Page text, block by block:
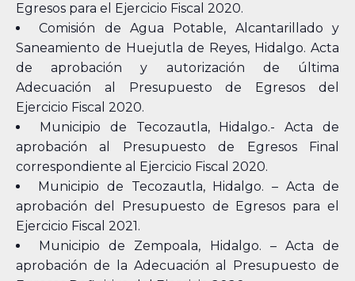
Egresos para el Ejercicio Fiscal 2020.
Comisión de Agua Potable, Alcantarillado y
Saneamiento de Huejutla de Reyes, Hidalgo. Acta
de aprobación y autorización de última
Adecuación al Presupuesto de Egresos del
Ejercicio Fiscal 2020.
Municipio de Tecozautla, Hidalgo.- Acta de
aprobación al Presupuesto de Egresos Final
correspondiente al Ejercicio Fiscal 2020.
Municipio de Tecozautla, Hidalgo. – Acta de
aprobación del Presupuesto de Egresos para el
Ejercicio Fiscal 2021.
Municipio de Zempoala, Hidalgo. – Acta de
aprobación de la Adecuación al Presupuesto de